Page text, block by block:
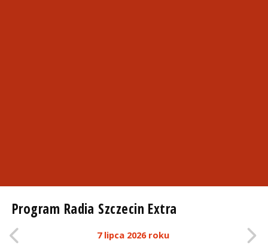
Program Radia Szczecin Extra
7 lipca 2026 roku